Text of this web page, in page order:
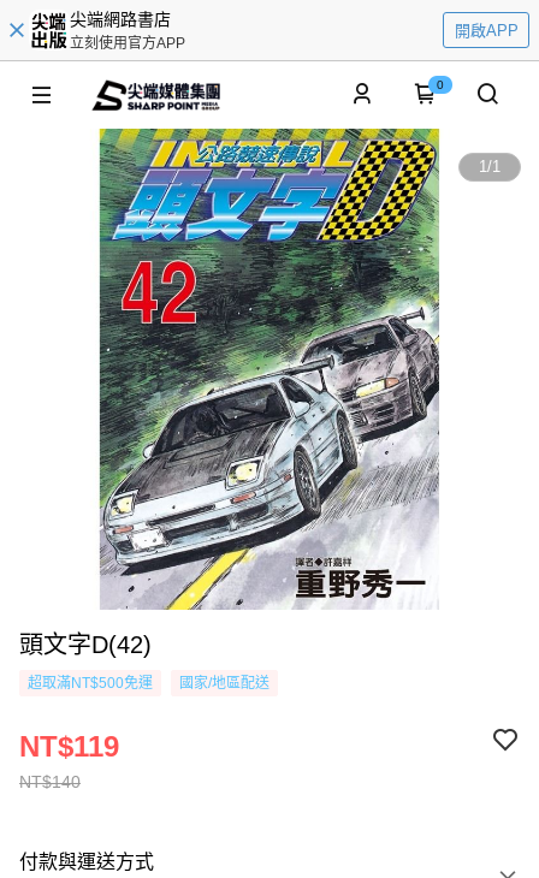
尖端網路書店
立刻使用官方APP
開啟APP
0
1/1
頭文字D(42)
超取滿NT$500免運 國家/地區配送
NT$140
NT$119
付款與運送方式